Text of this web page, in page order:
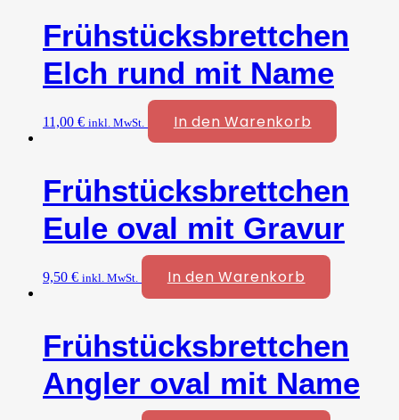
Frühstücksbrettchen
Elch rund mit Name
11,00 € inkl. MwSt. In den Warenkorb
Frühstücksbrettchen
Eule oval mit Gravur
9,50 € inkl. MwSt. In den Warenkorb
Frühstücksbrettchen
Angler oval mit Name